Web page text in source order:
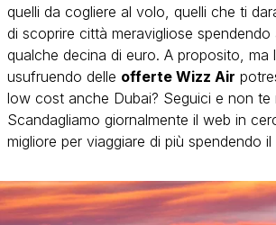
quelli da cogliere al volo, quelli che ti
di scoprire città meravigliose spendendo
qualche decina di euro. A proposito, ma
usufruendo delle offerte Wizz Air
low cost anche Dubai? Seguici e non te
Scandagliamo giornalmente il web in
migliore per viaggiare di più spendendo